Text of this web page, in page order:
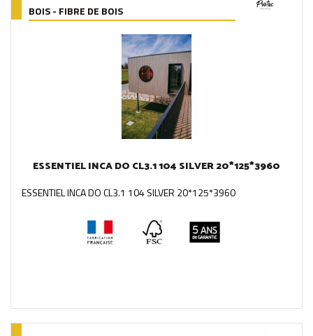
BOIS - FIBRE DE BOIS
ESSENTIEL INCA DO CL3.1 104 SILVER 20*125*3960
ESSENTIEL INCA DO CL3.1 104 SILVER 20*125*3960